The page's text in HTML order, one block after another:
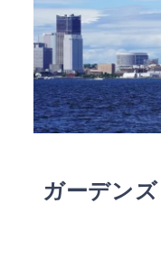
ガーデン